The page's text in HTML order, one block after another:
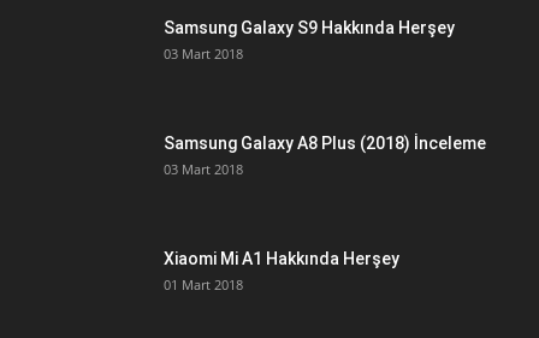
Samsung Galaxy S9 Hakkında Herşey
03 Mart 2018
Samsung Galaxy A8 Plus (2018) İnceleme
03 Mart 2018
Xiaomi Mi A1 Hakkında Herşey
01 Mart 2018